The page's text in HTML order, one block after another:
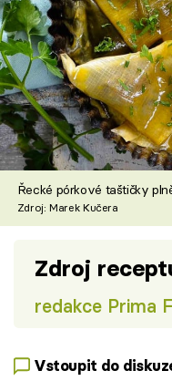
Řecké pórkové taštičky
Zdroj: Marek Kučera
Zdroj
redakce Prima
Vstoupit do